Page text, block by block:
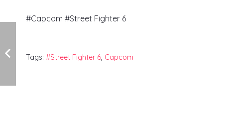
#Capcom #Street Fighter 6
Tags: #Street Fighter 6, Capcom